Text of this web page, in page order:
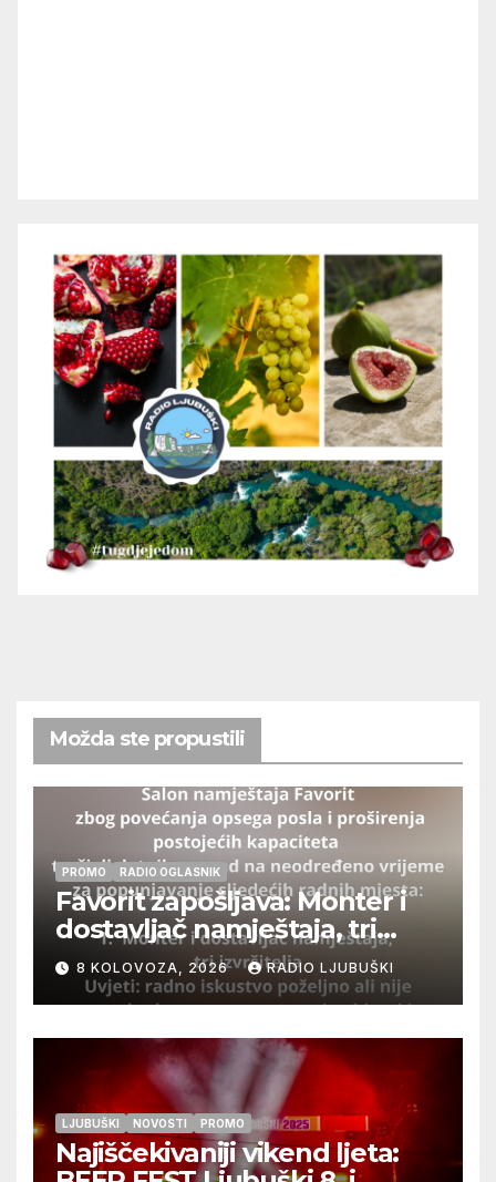
Možda ste propustili
PROMO RADIO OGLASNIK
Favorit zapošljava: Monter i
dostavljač namještaja, tri
izvršitelja
8 KOLOVOZA, 2026 RADIO LJUBUŠKI
LJUBUŠKI NOVOSTI PROMO
Najiščekivaniji vikend ljeta: